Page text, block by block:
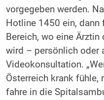
vorgegeben werden.
Hotline 1450 ein,
Bereich, wo eine
wird – persönlich oder
Videokonsultation.
Österreich krank fühle,
fahre in die